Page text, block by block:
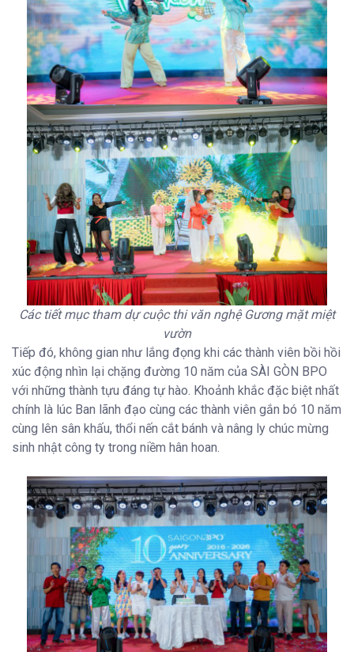
Các tiết mục tham dự cuộc thi văn nghệ Gương mặt miệt
vườn
Tiếp đó, không gian như lắng đọng khi các thành viên bồi hồi
xúc động nhìn lại chặng đường 10 năm của SÀI GÒN BPO
với những thành tựu đáng tự hào. Khoảnh khắc đặc biệt nhất
chính là lúc Ban lãnh đạo cùng các thành viên gắn bó 10 năm
cùng lên sân khấu, thổi nến cắt bánh và nâng ly chúc mừng
sinh nhật công ty trong niềm hân hoan.